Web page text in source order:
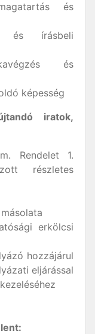
és
és írásbeli
és
képesség
iratok,
Rendelet 1.
részletes
erkölcsi
hozzájárul
eljárással